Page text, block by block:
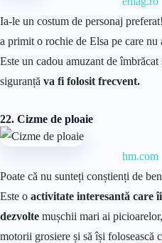
Ia-le un costum de personaj
a primit o rochie de Elsa pe care nu
Este un cadou amuzant de
siguranță va fi folosit frecvent.
22. Cizme de ploaie
hm.com
Poate că nu sunteți conștienți de
Este o activitate interesantă care
dezvolte mușchii mari ai
motorii grosiere și să își folosească